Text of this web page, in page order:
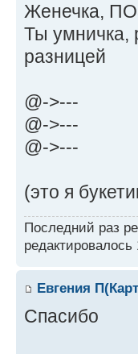
Женечка,
Ты умничка,
разницей
@->---
@->---
@->---
(это я
Последний раз
редактировалось
Евгения
Спасибо